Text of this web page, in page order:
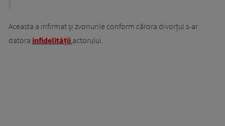
Aceasta a infirmat și zvonurile conform cărora divorțul s-ar
datora infidelității actorului.